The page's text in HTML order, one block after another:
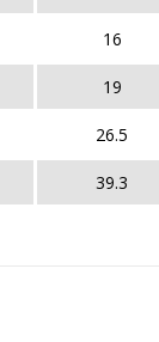
16
19
26.5
39.3